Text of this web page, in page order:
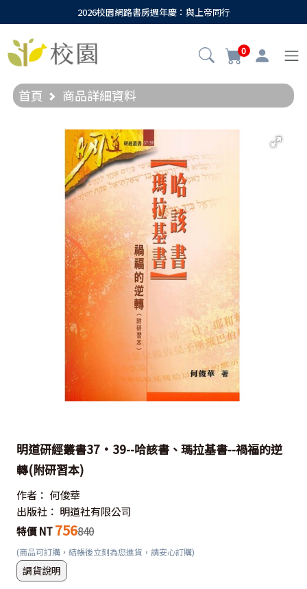
2026校園網路書房週年慶：與上帝同行
0
首頁 商品詳細資料
明道研經叢書37·39--哈該書、瑪拉基書--禍福的逆
轉(附研習本)
作者： 何俊華
出版社： 明道社有限公司
特價 NT 756840
(商品可訂購，結帳後立刻為您進貨，請安心訂購)
調貨說明